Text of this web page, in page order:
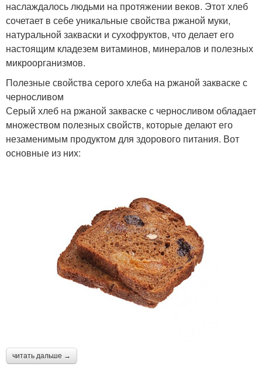
наслаждалось людьми на протяжении веков. Этот хлеб
сочетает в себе уникальные свойства ржаной муки,
натуральной закваски и сухофруктов, что делает его
настоящим кладезем витаминов, минералов и полезных
микроорганизмов.
Полезные свойства серого хлеба на ржаной закваске с
черносливом
Серый хлеб на ржаной закваске с черносливом обладает
множеством полезных свойств, которые делают его
незаменимым продуктом для здорового питания. Вот
основные из них:
читать дальше →